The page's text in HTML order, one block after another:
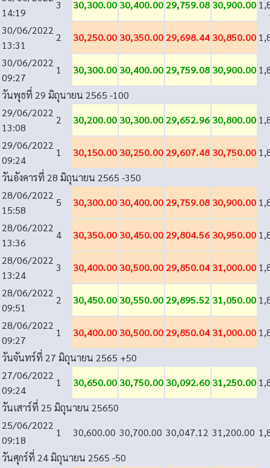
14:19
3 30,300.00 30,400.00 29,759.08 30,900.00
30/06/2022
13:31
2 30,250.00 30,350.00 29,698.44 30,850.00
30/06/2022
09:27
1 30,300.00 30,400.00 29,759.08 30,900.00
วันพุธที่ 29 มิถุนายน 2565 -100
29/06/2022
13:08
2 30,200.00 30,300.00 29,652.96 30,800.00
29/06/2022
09:24
1 30,150.00 30,250.00 29,607.48 30,750.00
วันอังคารที่ 28 มิถุนายน 2565 -350
28/06/2022
15:58
5 30,300.00 30,400.00 29,759.08 30,900.00
28/06/2022
13:36
4 30,350.00 30,450.00 29,804.56 30,950.00
28/06/2022
13:24
3 30,400.00 30,500.00 29,850.04 31,000.00
28/06/2022
09:51
2 30,450.00 30,550.00 29,895.52 31,050.00
28/06/2022
09:27
1 30,400.00 30,500.00 29,850.04 31,000.00
วันจันทร์ที่ 27 มิถุนายน 2565 +50
27/06/2022
09:24
1 30,650.00 30,750.00 30,092.60 31,250.00
วันเสาร์ที่ 25 มิถุนายน 25650
25/06/2022
09:18
1 30,600.00 30,700.00 30,047.12 31,200.00
วันศุกร์ที่ 24 มิถุนายน 2565 -50